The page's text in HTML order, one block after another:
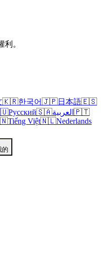
利。
🇰🇷한국어🇯🇵日本語🇪🇸
Русский🇸🇦العربية 🇵🇹
Tiếng Việt🇳🇱Nederlands
的